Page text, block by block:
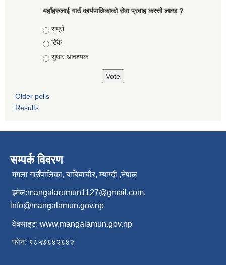
यहाँहरुलाई गाउँ कार्यपालिकाको सेवा प्रवाह कस्तो लाग्छ ?
Choices
राम्रो
ठिकै
सुधार आवश्यक
Older polls
Results
सम्पर्क विवरण
मंगला गाउँपालिका, बाबियाचौर, म्याग्दी ,नेपाल
इमेल:mangalarumun1127@gmail.com,
info@mangalamun.gov.np
वेबसाइट: www.mangalamun.gov.np
फोन: ९८५७६४२६४२